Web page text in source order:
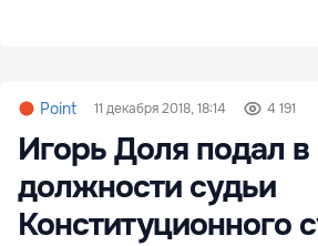
Point 11 декабря 2018, 18:14 4 191
Игорь Доля подал в
должности судьи
Конституционного